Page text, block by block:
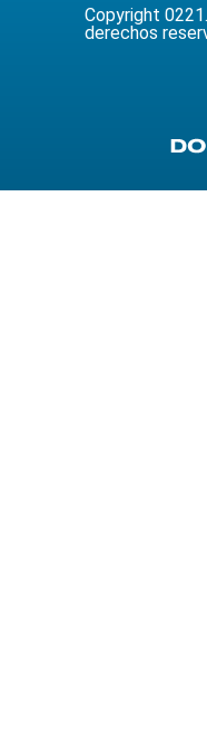
Copyright
derechos